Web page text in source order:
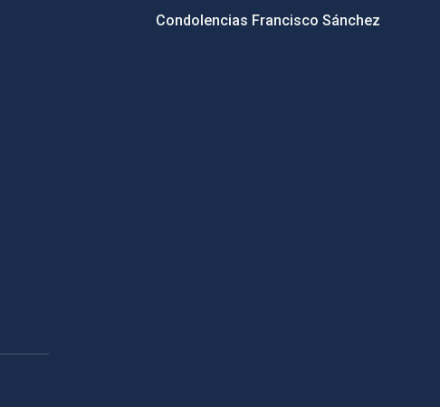
Condolencias Francisco Sánchez